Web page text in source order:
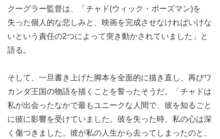
クーグラー監督は、「チャド(ウィック・ボーズマン)を
失った個人的な悲しみと、映画を完成させなければいけな
いという責任の2つによって突き動かされていました」と
語る。
そして、一旦書き上げた脚本を全面的に描き直し、再びワ
カンダ王国の物語を描くことを誓ったそうだ。「チャドは
私が出会ったなかで最もユニークな人間で、彼を知るごと
に彼に影響を受けていました。彼を失った時、私の心は深
く傷つきました。彼が私の人生から去ってしまったのと、